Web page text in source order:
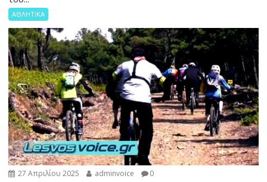
ΑΘΛΗΤΙΚΑ
27 Απριλίου 2025 adminvoice 0